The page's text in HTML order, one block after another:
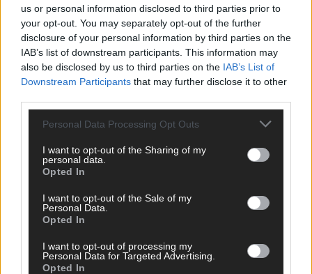
us or personal information disclosed to third parties prior to
your opt-out. You may separately opt-out of the further
disclosure of your personal information by third parties on the
IAB’s list of downstream participants. This information may
also be disclosed by us to third parties on the IAB’s List of
Downstream Participants that may further disclose it to other
Personal Data Processing Opt Outs
I want to opt-out of the Sharing of my
personal data.
Opted In
I want to opt-out of the Sale of my
Personal Data.
Opted In
I want to opt-out of processing my
Personal Data for Targeted Advertising.
Opted In
KOMMENTAR
ESC-Finale morgen: Finnland Favorit, Australien
aufgestiegen – alle 25 Acts im Kurzcheck
Mai 2026
KOMMENTAR
JJ hat den Abend gerettet – der Rest des ESC-Halbfinales
war solide, aber kein Feuerwerk
Mai 2026
ESC-Halbfinale 2: Das sagen die Wettquoten – vier sicher,
Mai 2026